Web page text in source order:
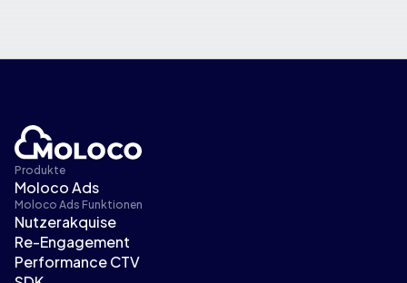
Produkte
Moloco Ads
Moloco Ads Funktionen
Nutzerakquise
Re-Engagement
Performance CTV